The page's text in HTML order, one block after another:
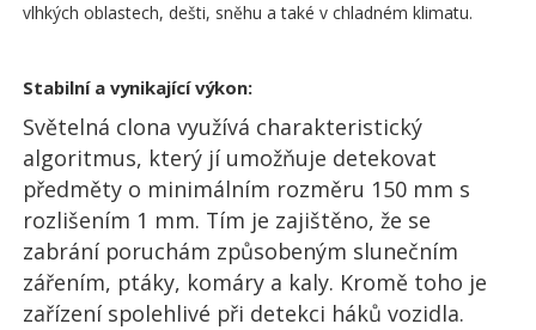
vlhkých oblastech, dešti, sněhu a také v chladném klimatu.
Stabilní a vynikající výkon:
Světelná clona využívá charakteristický
algoritmus, který jí umožňuje detekovat
předměty o minimálním rozměru 150 mm s
rozlišením 1 mm. Tím je zajištěno, že se
zabrání poruchám způsobeným slunečním
zářením, ptáky, komáry a kaly. Kromě toho je
zařízení spolehlivé při detekci háků vozidla.